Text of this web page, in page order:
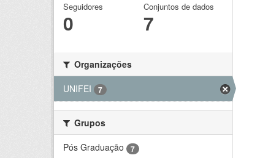
Seguidores
0
Conjuntos de dados
7
Organizações
UNIFEI
7
Grupos
Pós Graduação
7